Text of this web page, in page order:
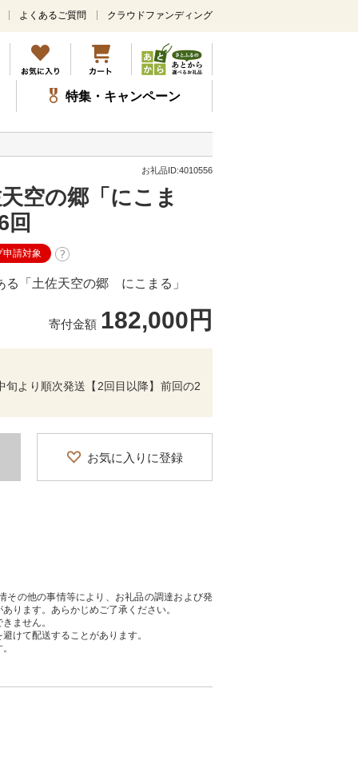
メ
ン
コ
ン
テ
ツ
ッ
よくあるご質問 クラウドファンディング
特集・キャンペーン
お礼品ID:4010556
空の郷「にこま
回
申請対象
る「土佐天空の郷 にこまる」
寄付金額 182,000円
より順次発送【2回目以降】前回の2
お気に入りに登録
の他の事情等により、お礼品の調達および発
ります。あらかじめご了承ください。
ません。
けて配送することがあります。